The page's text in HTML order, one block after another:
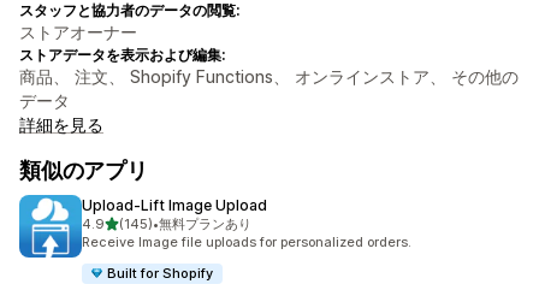
スタッフと協力者のデータの閲覧:
ストアオーナー
ストアデータを表示および編集:
商品、 注文、 Shopify Functions、 オンラインストア、 その他の
データ
詳細を見る
類似のアプリ
Upload‑Lift Image Upload
4.95つ星中
(145)
合計レビュー数：145件
•無料プランあり
Receive Image file uploads for personalized orders.
Built for Shopify